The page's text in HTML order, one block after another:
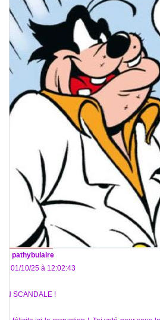
pathybulaire
Le 01/10/25 à 12:02:43
UN SCANDALE !